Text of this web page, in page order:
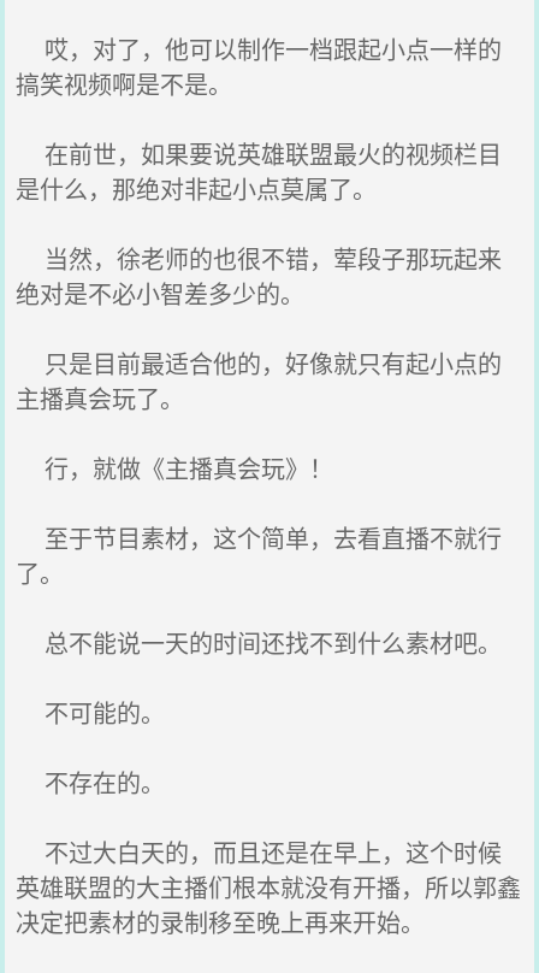
哎，对了，他可以制作一档跟起小点一样的
搞笑视频啊是不是。
在前世，如果要说英雄联盟最火的视频栏目
是什么，那绝对非起小点莫属了。
当然，徐老师的也很不错，荤段子那玩起来
绝对是不必小智差多少的。
只是目前最适合他的，好像就只有起小点的
主播真会玩了。
行，就做《主播真会玩》！
至于节目素材，这个简单，去看直播不就行
了。
总不能说一天的时间还找不到什么素材吧。
不可能的。
不存在的。
不过大白天的，而且还是在早上，这个时候
英雄联盟的大主播们根本就没有开播，所以郭鑫
决定把素材的录制移至晚上再来开始。